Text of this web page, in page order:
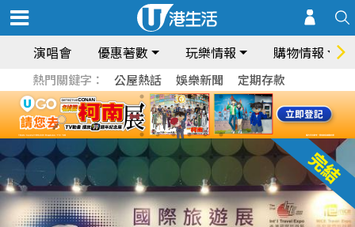
演唱會 優惠著數 玩樂情報 購物情報
熱門關鍵字： 公屋熱話 娛樂新聞 定期存款